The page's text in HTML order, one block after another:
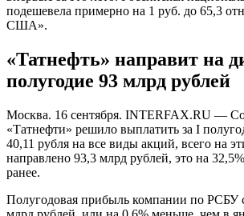
подешевела примерно на 1 руб. до 65,3
США».
«Татнефть» направит на
полугодие 93 млрд рублей
Москва. 16 сентября. INTERFAX.RU —
«Татнефти» решило выплатить за I
40,11 рубля на все виды акций, всего на
направлено 93,3 млрд рублей, это на
ранее.
Полугодовая прибыль компании по РСБУ